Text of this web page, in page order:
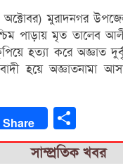
মুরাদনগর
পাড়ায় মৃত তালেব
হত্যা করে অজ্ঞাত
হয়ে অজ্ঞাতনামা
Share
সাম্প্রতিক খবর